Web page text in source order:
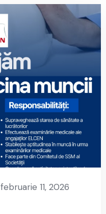
februarie 11, 2026